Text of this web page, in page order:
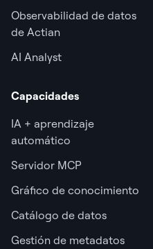
Observabilidad de datos
de Actian
AI Analyst
Capacidades
IA + aprendizaje
automático
Servidor MCP
Gráfico de conocimiento
Catálogo de datos
Gestión de metadatos